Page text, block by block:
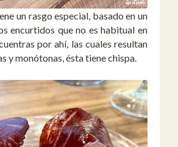
un rasgo especial, basado en un
encurtidos que no es habitual en
por ahí, las cuales resultan
y monótonas, ésta tiene chispa.